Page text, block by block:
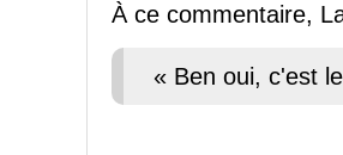
À ce commentaire,
« Ben oui, c'est